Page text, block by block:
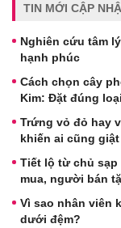
TIN MỚI CẬP
Nghiên cứu tâm
hạnh phúc
Cách chọn cây
Kim: Đặt đúng
Trứng vỏ đỏ hay
khiến ai cũng
Tiết lộ từ chủ sạp
mua, người bán
Vì sao nhân viên
dưới đệm?